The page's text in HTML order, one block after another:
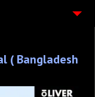
( Bangladesh